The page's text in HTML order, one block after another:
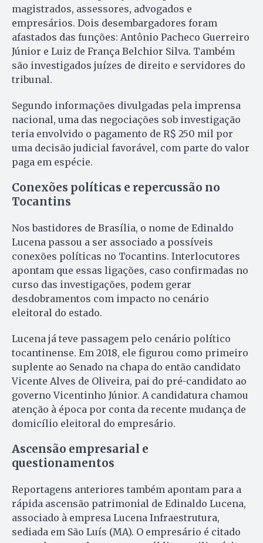
magistrados, assessores, advogados e
empresários. Dois desembargadores foram
afastados das funções: Antônio Pacheco Guerreiro
Júnior e Luiz de França Belchior Silva. Também
são investigados juízes de direito e servidores do
tribunal.
Segundo informações divulgadas pela imprensa
nacional, uma das negociações sob investigação
teria envolvido o pagamento de R$ 250 mil por
uma decisão judicial favorável, com parte do valor
paga em espécie.
Conexões políticas e repercussão no
Tocantins
Nos bastidores de Brasília, o nome de Edinaldo
Lucena passou a ser associado a possíveis
conexões políticas no Tocantins. Interlocutores
apontam que essas ligações, caso confirmadas no
curso das investigações, podem gerar
desdobramentos com impacto no cenário
eleitoral do estado.
Lucena já teve passagem pelo cenário político
tocantinense. Em 2018, ele figurou como primeiro
suplente ao Senado na chapa do então candidato
Vicente Alves de Oliveira, pai do pré-candidato ao
governo Vicentinho Júnior. A candidatura chamou
atenção à época por conta da recente mudança de
domicílio eleitoral do empresário.
Ascensão empresarial e
questionamentos
Reportagens anteriores também apontam para a
rápida ascensão patrimonial de Edinaldo Lucena,
associado à empresa Lucena Infraestrutura,
sediada em São Luís (MA). O empresário é citado